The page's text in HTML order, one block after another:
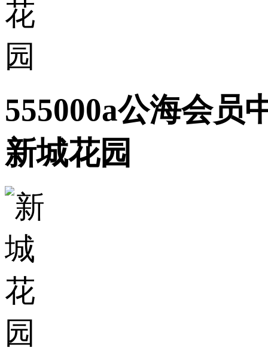
555000a公海会员
新城花园